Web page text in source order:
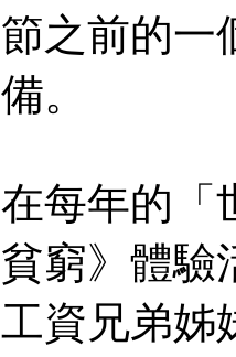
節之前的一
備。
在每年的「
貧窮》體驗
工資兄弟姊